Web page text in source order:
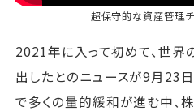
超保守的な資産管理チ
2021年に入って初めて、世
出したとのニュースが9月23
で多くの量的緩和が進む中、